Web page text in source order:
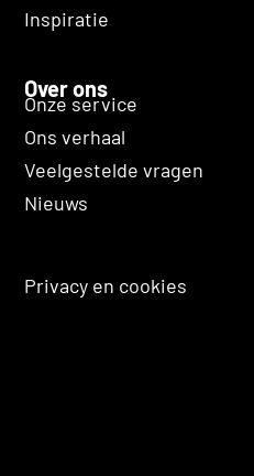
Inspiratie
Over ons
Onze service
Ons verhaal
Veelgestelde vragen
Nieuws
Privacy en cookies